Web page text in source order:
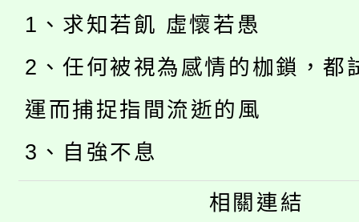
1、求知若飢 虛懷若愚
2、任何被視為感情的枷鎖，都
運而捕捉指間流逝的風
3、自強不息
相關連結